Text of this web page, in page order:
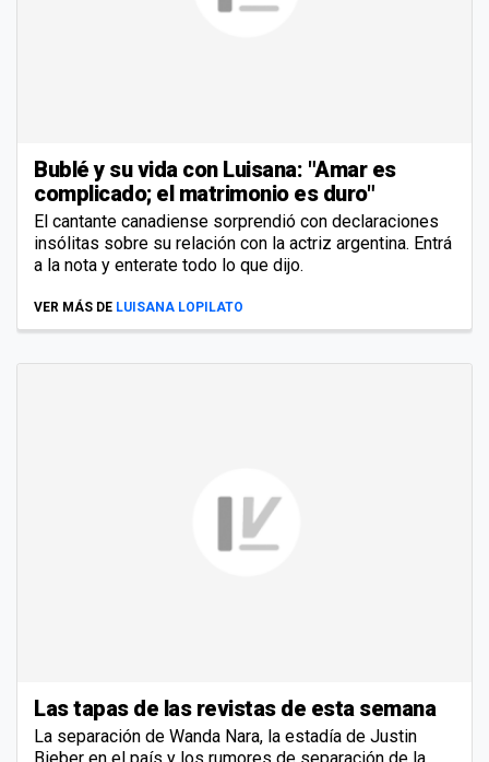
Bublé y su vida con Luisana: "Amar es
complicado; el matrimonio es duro"
El cantante canadiense sorprendió con declaraciones
insólitas sobre su relación con la actriz argentina. Entrá
a la nota y enterate todo lo que dijo.
VER MÁS DE LUISANA LOPILATO
Las tapas de las revistas de esta semana
La separación de Wanda Nara, la estadía de Justin